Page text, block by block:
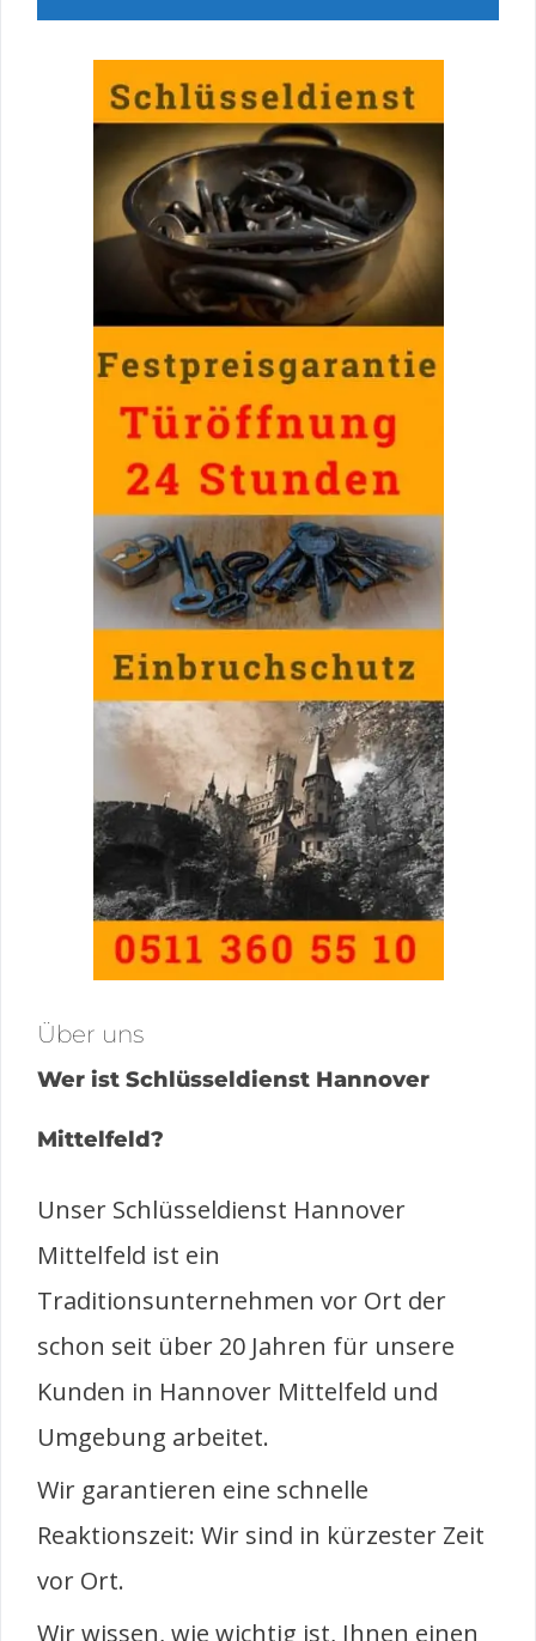
Über uns
Wer ist Schlüsseldienst Hannover
Mittelfeld?
Unser Schlüsseldienst Hannover
Mittelfeld ist ein
Traditionsunternehmen vor Ort der
schon seit über 20 Jahren für unsere
Kunden in Hannover Mittelfeld und
Umgebung arbeitet.
Wir garantieren eine schnelle
Reaktionszeit: Wir sind in kürzester Zeit
vor Ort.
Wir wissen, wie wichtig ist, Ihnen einen